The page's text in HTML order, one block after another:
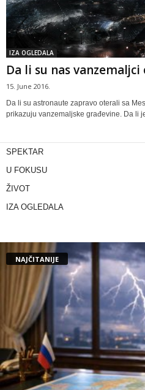
IZA OGLEDALA
Da li su nas
15. June 2016.
Da li su astronaute zapravo oterali sa
prikazuju vanzemaljske građevine. Da li
SPEKTAR
U FOKUSU
ŽIVOT
IZA OGLEDALA
NAJČITANIJE